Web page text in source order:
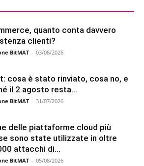
quanto conta davvero
clienti?
BitMAT - 03/08/2026
cosa è stato rinviato, cosa no, e
il 2 agosto resta...
BitMAT - 31/07/2026
delle piattaforme cloud più
sono state utilizzate in oltre
attacchi di...
BitMAT - 05/08/2026